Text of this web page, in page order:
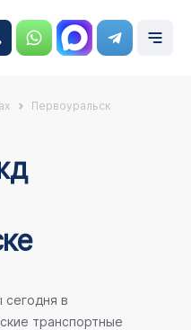
Первоуральск
в
транспортные